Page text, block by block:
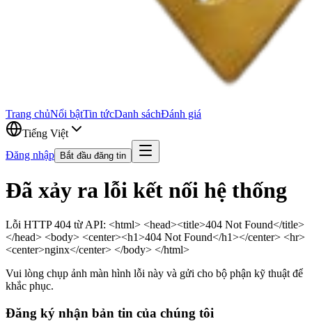
Trang chủNổi bậtTin tứcDanh sáchĐánh giá
Tiếng Việt
Đăng nhập
Bắt đầu đăng tin
Đã xảy ra lỗi kết nối hệ thống
Lỗi HTTP 404 từ API: <html> <head><title>404 Not Found</title>
</head> <body> <center><h1>404 Not Found</h1></center> <hr>
<center>nginx</center> </body> </html>
Vui lòng chụp ảnh màn hình lỗi này và gửi cho bộ phận kỹ thuật để
khắc phục.
Đăng ký nhận bản tin của chúng tôi